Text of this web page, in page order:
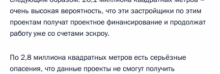
очень высокая вероятность, что эти застройщики по этим
проектам получат проектное финансирование и продолжат
работу уже со счетами эскроу.
По 2,8 миллиона квадратных метров есть серьёзные
опасения, что данные проекты не смогут получить